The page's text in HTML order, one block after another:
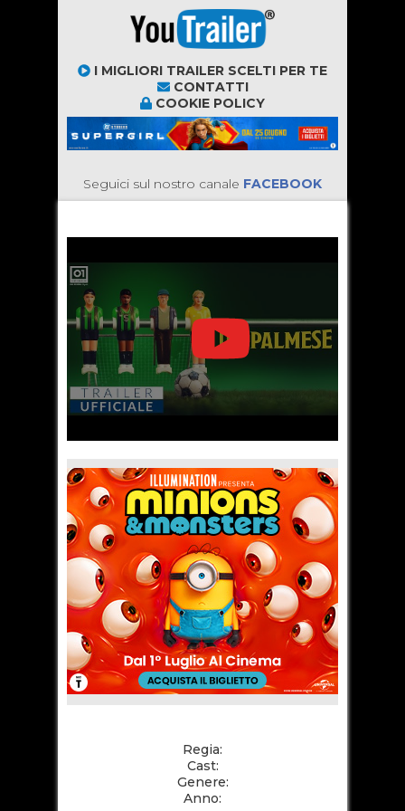
I MIGLIORI TRAILER SCELTI PER TE
CONTATTI
COOKIE POLICY
Seguici sul nostro canale FACEBOOK
Regia:
Cast:
Genere:
Anno: